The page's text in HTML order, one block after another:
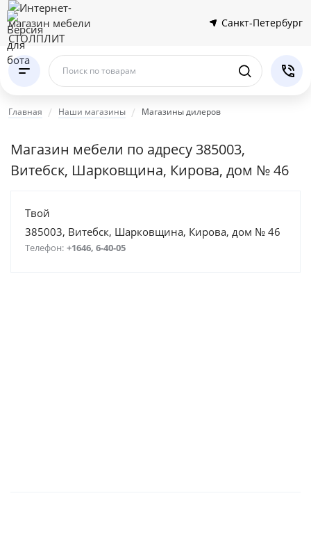
Санкт-Петербург
Поиск по товарам
Главная Наши магазины Магазины дилеров
Магазин мебели по адресу 385003,
Витебск, Шарковщина, Кирова, дом № 46
Твой
385003, Витебск, Шарковщина, Кирова, дом № 46
Телефон: +1646, 6-40-05